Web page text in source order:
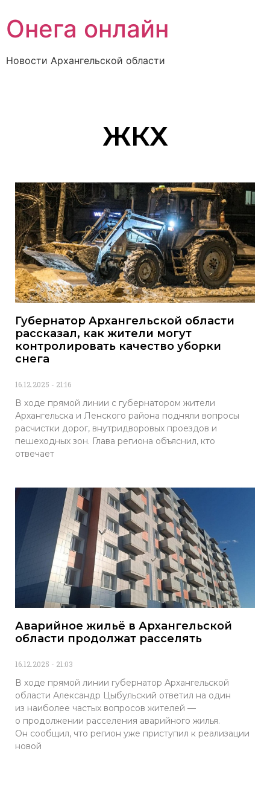
Онега онлайн
Новости Архангельской области
ЖКХ
Губернатор Архангельской области
рассказал, как жители могут
контролировать качество уборки
снега
16.12.2025 21:16
В ходе прямой линии с губернатором жители
Архангельска и Ленского района подняли вопросы
расчистки дорог, внутридворовых проездов и
пешеходных зон. Глава региона объяснил, кто
отвечает
Аварийное жильё в Архангельской
области продолжат расселять
16.12.2025 21:03
В ходе прямой линии губернатор Архангельской
области Александр Цыбульский ответил на один
из наиболее частых вопросов жителей —
о продолжении расселения аварийного жилья.
Он сообщил, что регион уже приступил к реализации
новой